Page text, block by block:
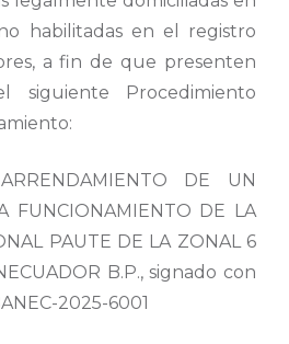
habilitadas en el registro
a fin de que presenten
siguiente Procedimiento
DE UN
FUNCIONAMIENTO DE LA
PAUTE DE LA ZONAL 6
B.P., signado con
2025-6001